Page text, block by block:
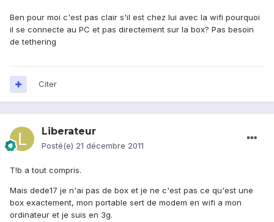
Ben pour moi c'est pas clair s'il est chez lui avec la wifi pourquoi
il se connecte au PC et pas directement sur la box? Pas besoin
de tethering
Citer
Liberateur
Posté(e) 21 décembre 2011
T!b a tout compris.
Mais dede17 je n'ai pas de box et je ne c'est pas ce qu'est une
box exactement, mon portable sert de modem en wifi a mon
ordinateur et je suis en 3g.